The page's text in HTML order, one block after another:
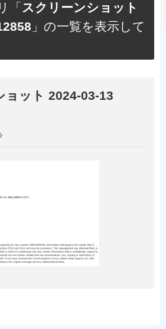
「 スクリーンショット
」の一覧を表示して
ョット 2024-03-13